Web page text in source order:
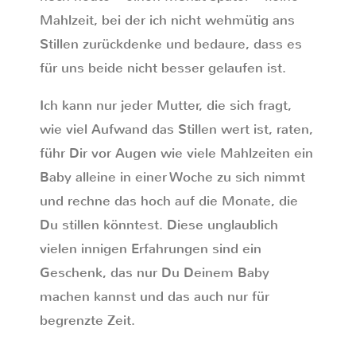
Mahlzeit, bei der ich nicht wehmütig ans
Stillen zurückdenke und bedaure, dass es
für uns beide nicht besser gelaufen ist.
Ich kann nur jeder Mutter, die sich fragt,
wie viel Aufwand das Stillen wert ist, raten,
führ Dir vor Augen wie viele Mahlzeiten ein
Baby alleine in einer Woche zu sich nimmt
und rechne das hoch auf die Monate, die
Du stillen könntest. Diese unglaublich
vielen innigen Erfahrungen sind ein
Geschenk, das nur Du Deinem Baby
machen kannst und das auch nur für
begrenzte Zeit.